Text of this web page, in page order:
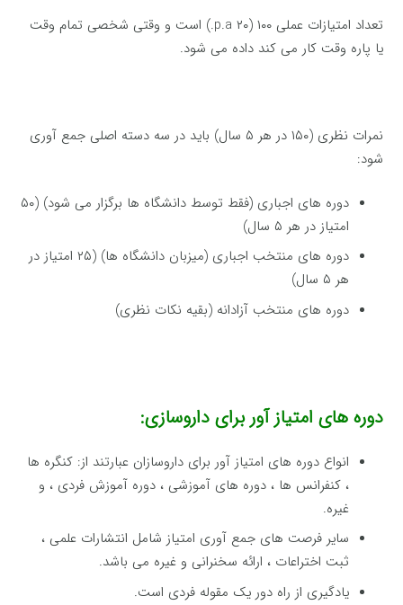
تعداد امتیازات عملی ۱۰۰ (۲۰ p.a.) است و وقتی شخصی تمام وقت
یا پاره وقت کار می کند داده می شود.
نمرات نظری (۱۵۰ در هر ۵ سال) باید در سه دسته اصلی جمع آوری
شود:
دوره های اجباری (فقط توسط دانشگاه ها برگزار می شود) (۵۰
امتیاز در هر ۵ سال)
دوره های منتخب اجباری (میزبان دانشگاه ها) (۲۵ امتیاز در
هر ۵ سال)
دوره های منتخب آزادانه (بقیه نکات نظری)
دوره های امتیاز آور برای داروسازی:
انواع دوره های امتیاز آور برای داروسازان عبارتند از: کنگره ها
، کنفرانس ها ، دوره های آموزشی ، دوره آموزش فردی ، و
غیره.
سایر فرصت های جمع آوری امتیاز شامل انتشارات علمی ،
ثبت اختراعات ، ارائه سخنرانی و غیره می باشد.
یادگیری از راه دور یک مقوله فردی است.